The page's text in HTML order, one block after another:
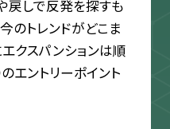
戻しで反発を探すも
のトレンドがどこま
クスパンションは順
エントリーポイント